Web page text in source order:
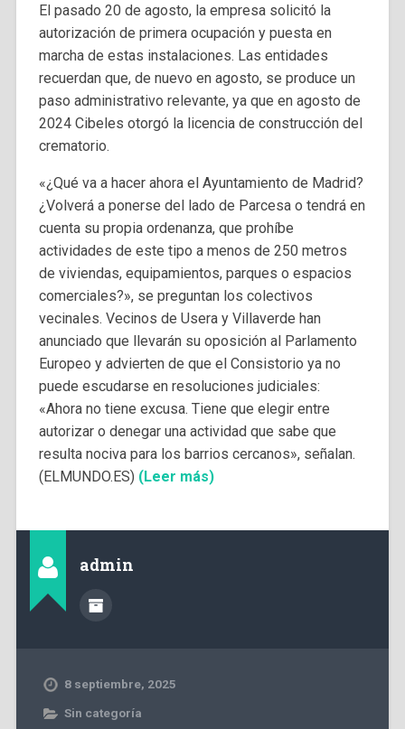
El pasado 20 de agosto, la empresa solicitó la
autorización de primera ocupación y puesta en
marcha de estas instalaciones. Las entidades
recuerdan que, de nuevo en agosto, se produce un
paso administrativo relevante, ya que en agosto de
2024 Cibeles otorgó la licencia de construcción del
crematorio.
«¿Qué va a hacer ahora el Ayuntamiento de Madrid?
¿Volverá a ponerse del lado de Parcesa o tendrá en
cuenta su propia ordenanza, que prohíbe
actividades de este tipo a menos de 250 metros
de viviendas, equipamientos, parques o espacios
comerciales?», se preguntan los colectivos
vecinales. Vecinos de Usera y Villaverde han
anunciado que llevarán su oposición al Parlamento
Europeo y advierten de que el Consistorio ya no
puede escudarse en resoluciones judiciales:
«Ahora no tiene excusa. Tiene que elegir entre
autorizar o denegar una actividad que sabe que
resulta nociva para los barrios cercanos», señalan.
(ELMUNDO.ES) (Leer más)
admin
8 septiembre, 2025
Sin categoría